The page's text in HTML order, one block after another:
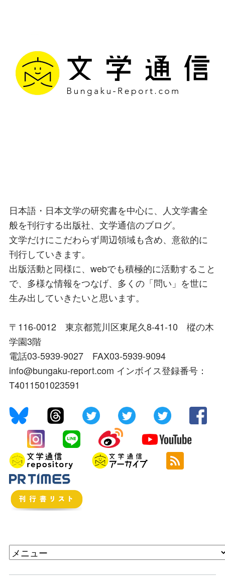
日本語・日本文学の研究書を中心に、人文学書全
般を刊行する出版社、文学通信のブログ。
文学だけにこだわらず周辺領域も含め、意欲的に
刊行していきます。
出版活動と同様に、webでも積極的に活動すること
で、多様な情報をつなげ、多くの「問い」を世に
生み出していきたいと思います。
〒116-0012 東京都荒川区東尾久8-41-10 樅の木
学園3階
電話03-5939-9027 FAX03-5939-9094
info@bungaku-report.com インボイス登録番号：
T4011501023591